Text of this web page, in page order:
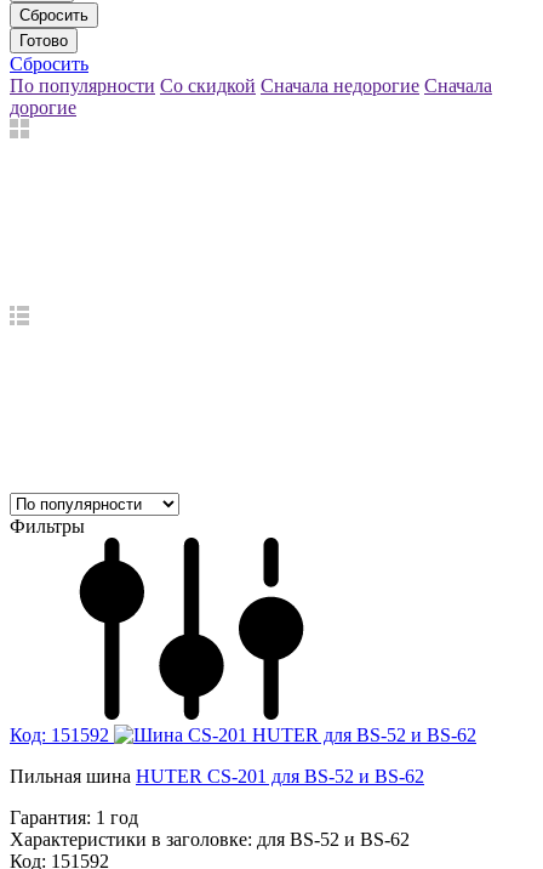
Сбросить
Готово
Сбросить
По популярности Со скидкой Сначала недорогие Сначала
дорогие
Фильтры
Код: 151592
Пильная шина HUTER CS-201 для BS-52 и BS-62
Гарантия: 1 год
Характеристики в заголовке: для BS-52 и BS-62
Код: 151592